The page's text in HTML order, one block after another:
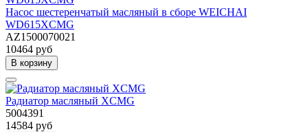
Насос шестеренчатый масляный в сборе WEICHAI
WD615XCMG
AZ1500070021
10464 руб
В корзину
Радиатор масляный XCMG
5004391
14584 руб